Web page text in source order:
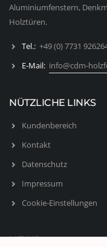
Aluminiumfenstern,
Holztüren.
Tel.: +49 (0) 7731
E-Mail: info@cdm-
NÜTZLICHE LINKS
Kundenbereich
Kontakt
Datenschutz
Impressum
Cookie-Einstellungen
NEWS